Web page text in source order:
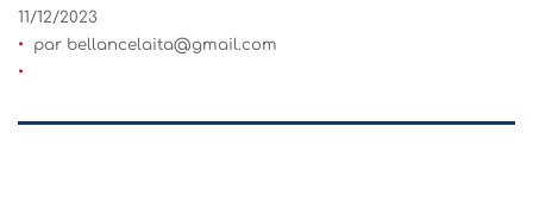
11/12/2023
par bellancelaita@gmail.com